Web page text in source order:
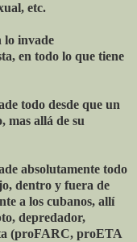
etc.
lo invade
en todo lo que tiene
todo desde que un
mas allá de su
absolutamente todo
dentro y fuera de
a los cubanos, allí
depredador,
(proFARC, proETA